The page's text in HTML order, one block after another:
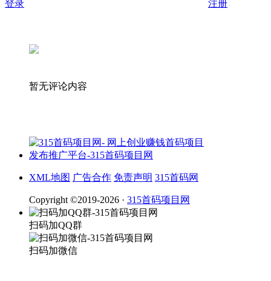
登录 注册
暂无评论内容
XML地图 广告合作 免责声明 315首码网
Copyright ©2019-2026 · 315首码项目网
扫码加QQ群
扫码加微信